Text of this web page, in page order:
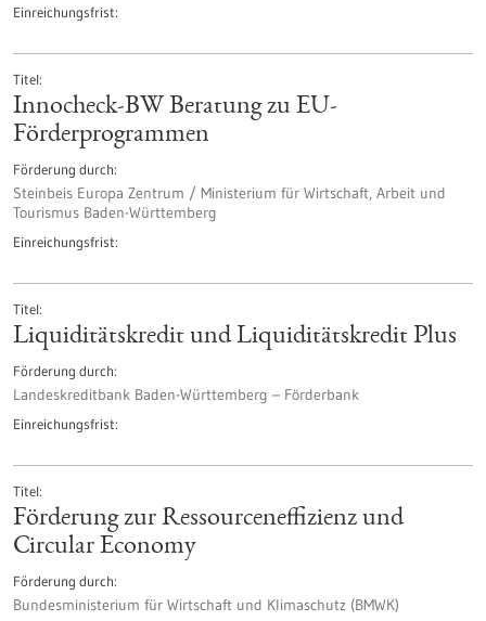
Einreichungsfrist
Titel
Innocheck-BW Beratung zu EU-
Förderprogrammen
Förderung durch
Steinbeis Europa Zentrum / Ministerium für Wirtschaft, Arbeit und
Tourismus Baden-Württemberg
Einreichungsfrist
Titel
Liquiditätskredit und Liquiditätskredit Plus
Förderung durch
Landeskreditbank Baden-Württemberg – Förderbank
Einreichungsfrist
Titel
Förderung zur Ressourceneffizienz und
Circular Economy
Förderung durch
Bundesministerium für Wirtschaft und Klimaschutz (BMWK)